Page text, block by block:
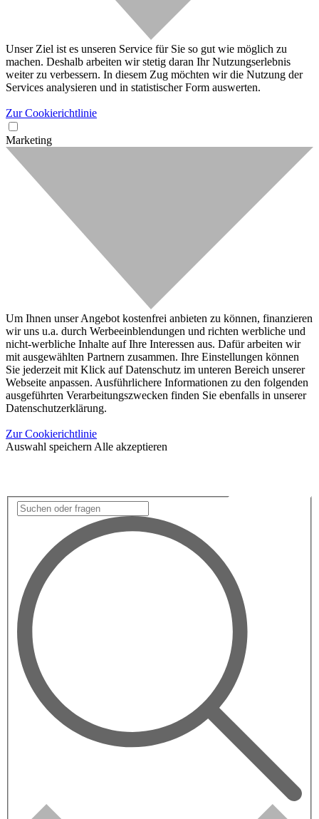
Unser Ziel ist es unseren Service für Sie so gut wie möglich zu
machen. Deshalb arbeiten wir stetig daran Ihr Nutzungserlebnis
weiter zu verbessern. In diesem Zug möchten wir die Nutzung der
Services analysieren und in statistischer Form auswerten.
Zur Cookierichtlinie
Marketing
Um Ihnen unser Angebot kostenfrei anbieten zu können, finanzieren
wir uns u.a. durch Werbeeinblendungen und richten werbliche und
nicht-werbliche Inhalte auf Ihre Interessen aus. Dafür arbeiten wir
mit ausgewählten Partnern zusammen. Ihre Einstellungen können
Sie jederzeit mit Klick auf Datenschutz im unteren Bereich unserer
Webseite anpassen. Ausführlichere Informationen zu den folgenden
ausgeführten Verarbeitungszwecken finden Sie ebenfalls in unserer
Datenschutzerklärung.
Zur Cookierichtlinie
Auswahl speichern Alle akzeptieren